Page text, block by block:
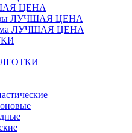
ЦЕНА
ЛУЧШАЯ ЦЕНА
ЛУЧШАЯ ЦЕНА